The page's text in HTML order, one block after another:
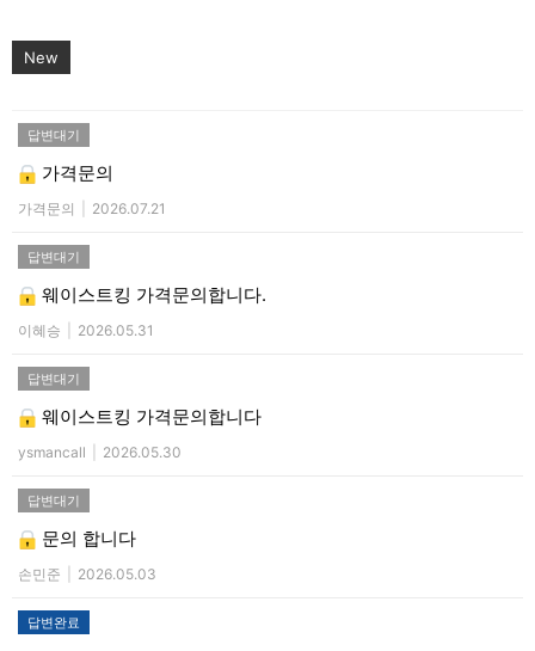
New
답변대기
가격문의
가격문의 2026.07.21
답변대기
웨이스트킹 가격문의합니다.
이혜승 2026.05.31
답변대기
웨이스트킹 가격문의합니다
ysmancall 2026.05.30
답변대기
문의 합니다
손민준 2026.05.03
답변완료